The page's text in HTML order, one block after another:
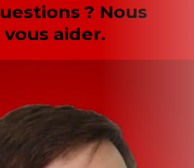
? Nous
aider.